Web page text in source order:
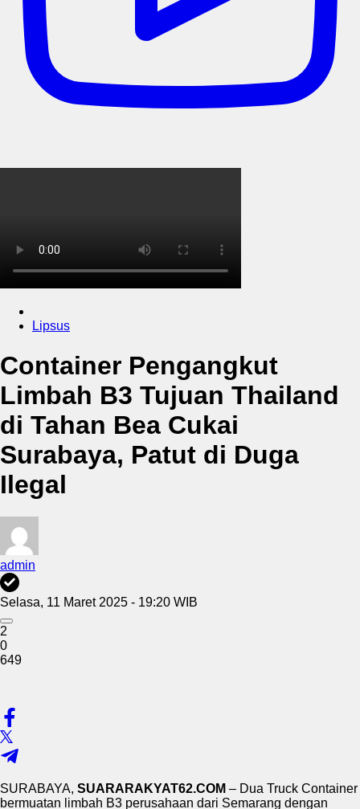
Lipsus
Container Pengangkut
Limbah B3 Tujuan Thailand
di Tahan Bea Cukai
Surabaya, Patut di Duga
Ilegal
admin
Selasa, 11 Maret 2025 - 19:20 WIB
2
0
649
SURABAYA, SUARARAKYAT62.COM – Dua Truck Container
bermuatan limbah B3 perusahaan dari Semarang dengan